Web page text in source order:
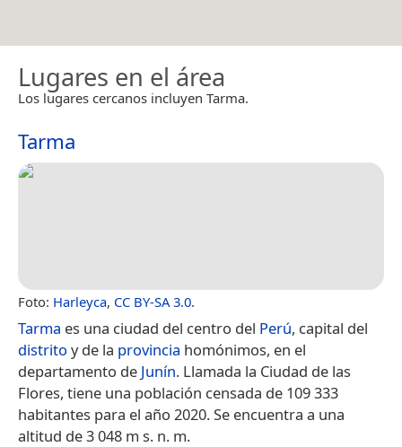
Lugares en el área
Los lugares cercanos incluyen Tarma.
Tarma
Foto: Harleyca, CC BY-SA 3.0.
Tarma es una ciudad del centro del Perú, capital del
distrito y de la provincia homónimos, en el
departamento de Junín. Llamada la Ciudad de las
Flores, tiene una población censada de 109 333
habitantes para el año 2020.​ Se encuentra a una
altitud de 3 048 m s. n. m.